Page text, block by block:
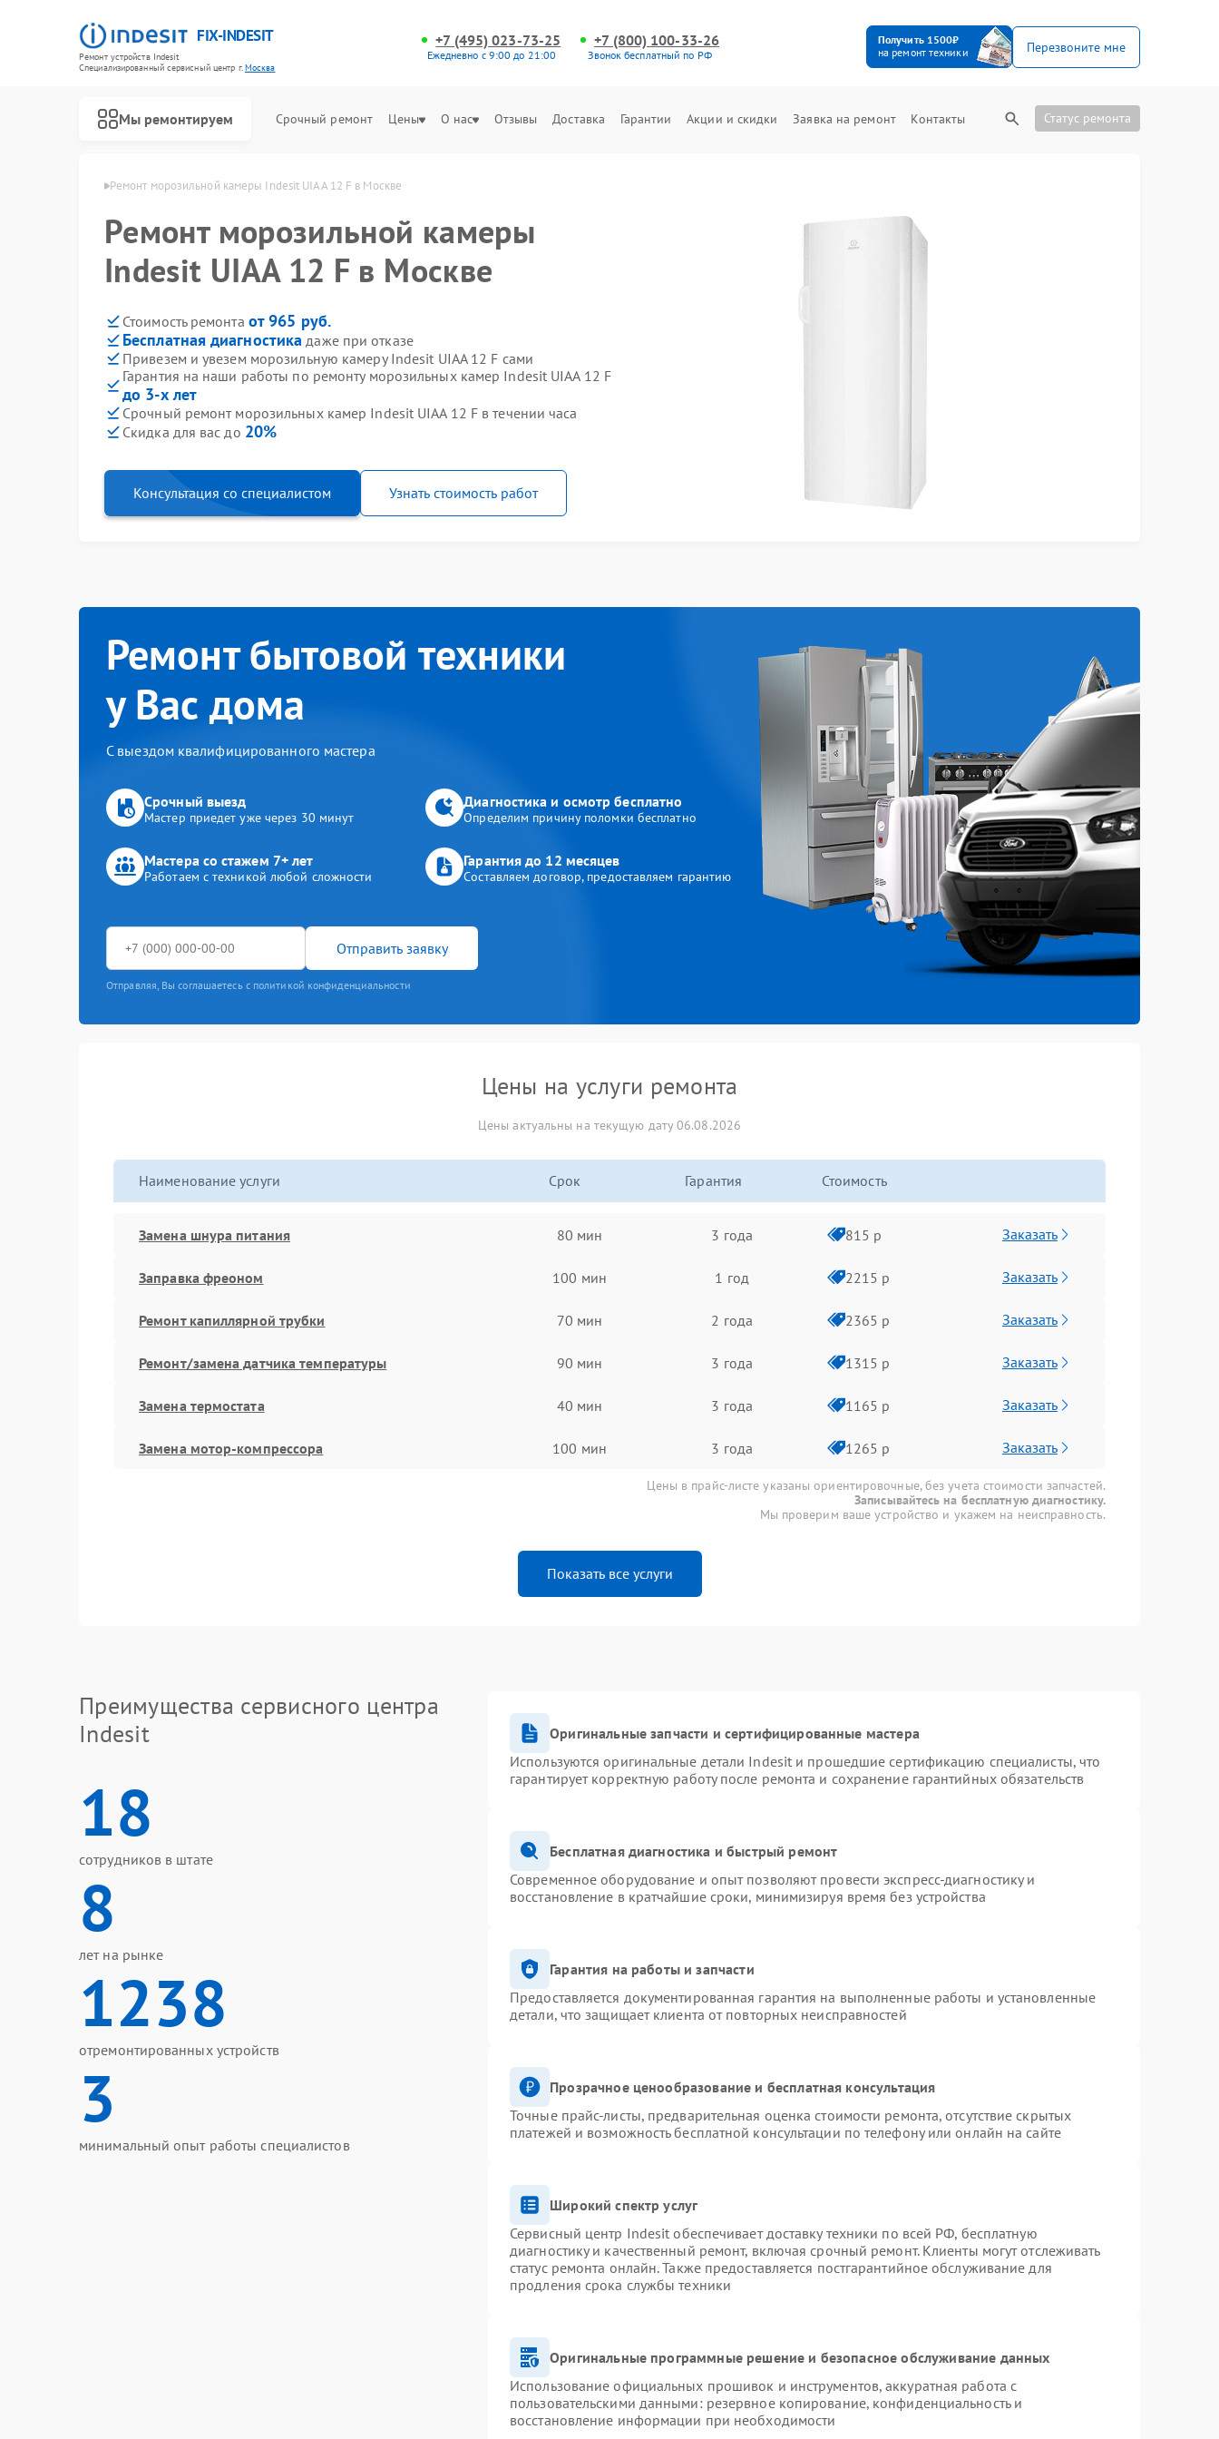
FIX-INDESIT
Ремонт устройств Indesit
Специализированный cервисный центр г.Москва
+7 (495) 023-73-25
Ежедневно с 9:00 до 21:00
+7 (800) 100-33-26
Звонок бесплатный по РФ
Получить 1500₽
на ремонт техники
Перезвоните мне
Мы ремонтируем Срочный ремонт Цены О нас Отзывы Доставка Гарантии Акции и скидки Заявка на ремонт Контакты Статус ремонта
Ремонт морозильной камеры Indesit UIAA 12 F в Москве
Ремонт морозильной камеры
Indesit UIAA 12 F в Москве
Стоимость ремонта от 965 руб.
Бесплатная диагностика даже при отказе
Привезем и увезем морозильную камеру Indesit UIAA 12 F сами
Гарантия на наши работы по ремонту морозильных камер Indesit UIAA 12 F
до 3-х лет
Срочный ремонт морозильных камер Indesit UIAA 12 F в течении часа
Скидка для вас до 20%
Консультация со специалистом Узнать стоимость работ
Ремонт бытовой техники
у Вас дома
С выездом квалифицированного мастера
Срочный выезд
Мастер приедет уже через 30 минут
Диагностика и осмотр бесплатно
Определим причину поломки бесплатно
Мастера со стажем 7+ лет
Работаем с техникой любой сложности
Гарантия до 12 месяцев
Составляем договор, предоставляем гарантию
Отправить заявку
Отправляя, Вы соглашаетесь с политикой конфиденциальности
Цены на услуги ремонта
Цены актуальны на текущую дату 06.08.2026
Наименование услуги Срок Гарантия Стоимость
Замена шнура питания 80 мин 3 года 815 р Заказать
Заправка фреоном 100 мин 1 год 2215 р Заказать
Ремонт капиллярной трубки 70 мин 2 года 2365 р Заказать
Ремонт/замена датчика температуры 90 мин 3 года 1315 р Заказать
Замена термостата 40 мин 3 года 1165 р Заказать
Замена мотор-компрессора 100 мин 3 года 1265 р Заказать
Цены в прайс-листе указаны ориентировочные, без учета стоимости запчастей.
Записывайтесь на бесплатную диагностику.
Мы проверим ваше устройство и укажем на неисправность.
Показать все услуги
Преимущества сервисного центра
Indesit
18
сотрудников в штате
8
лет на рынке
1238
отремонтированных устройств
3
минимальный опыт работы специалистов
Оригинальные запчасти и сертифицированные мастера
Используются оригинальные детали Indesit и прошедшие сертификацию специалисты, что
гарантирует корректную работу после ремонта и сохранение гарантийных обязательств
Бесплатная диагностика и быстрый ремонт
Современное оборудование и опыт позволяют провести экспресс-диагностику и
восстановление в кратчайшие сроки, минимизируя время без устройства
Гарантия на работы и запчасти
Предоставляется документированная гарантия на выполненные работы и установленные
детали, что защищает клиента от повторных неисправностей
Прозрачное ценообразование и бесплатная консультация
Точные прайс-листы, предварительная оценка стоимости ремонта, отсутствие скрытых
платежей и возможность бесплатной консультации по телефону или онлайн на сайте
Широкий спектр услуг
Сервисный центр Indesit обеспечивает доставку техники по всей РФ, бесплатную
диагностику и качественный ремонт, включая срочный ремонт. Клиенты могут отслеживать
статус ремонта онлайн. Также предоставляется постгарантийное обслуживание для
продления срока службы техники
Оригинальные программные решение и безопасное обслуживание данных
Использование официальных прошивок и инструментов, аккуратная работа с
пользовательскими данными: резервное копирование, конфиденциальность и
восстановление информации при необходимости